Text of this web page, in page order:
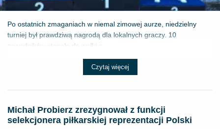
Po ostatnich zmaganiach w niemal zimowej aurze, niedzielny
turniej był prawdziwą nagrodą dla lokalnych graczy. 10
zawodników stanęło do walki o ...
Czytaj więcej
Michał Probierz zrezygnował z funkcji
selekcjonera piłkarskiej reprezentacji Polski